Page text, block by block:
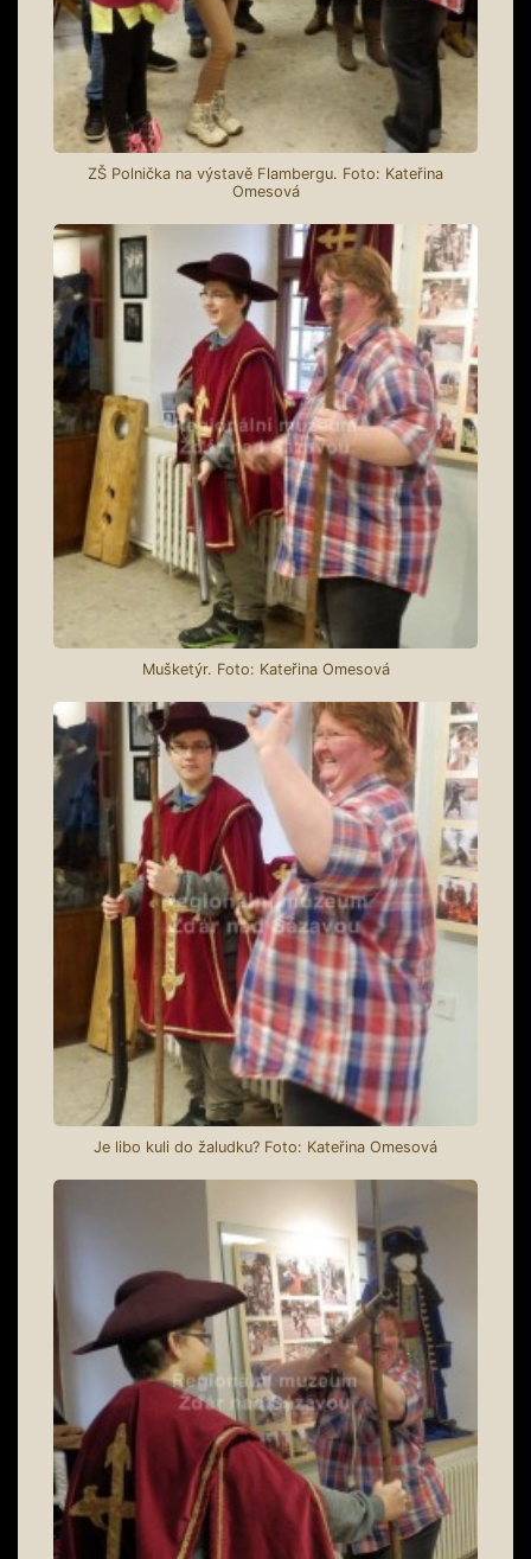
ZŠ Polnička na výstavě Flambergu. Foto: Kateřina
Omesová
Mušketýr. Foto: Kateřina Omesová
Je libo kuli do žaludku? Foto: Kateřina Omesová